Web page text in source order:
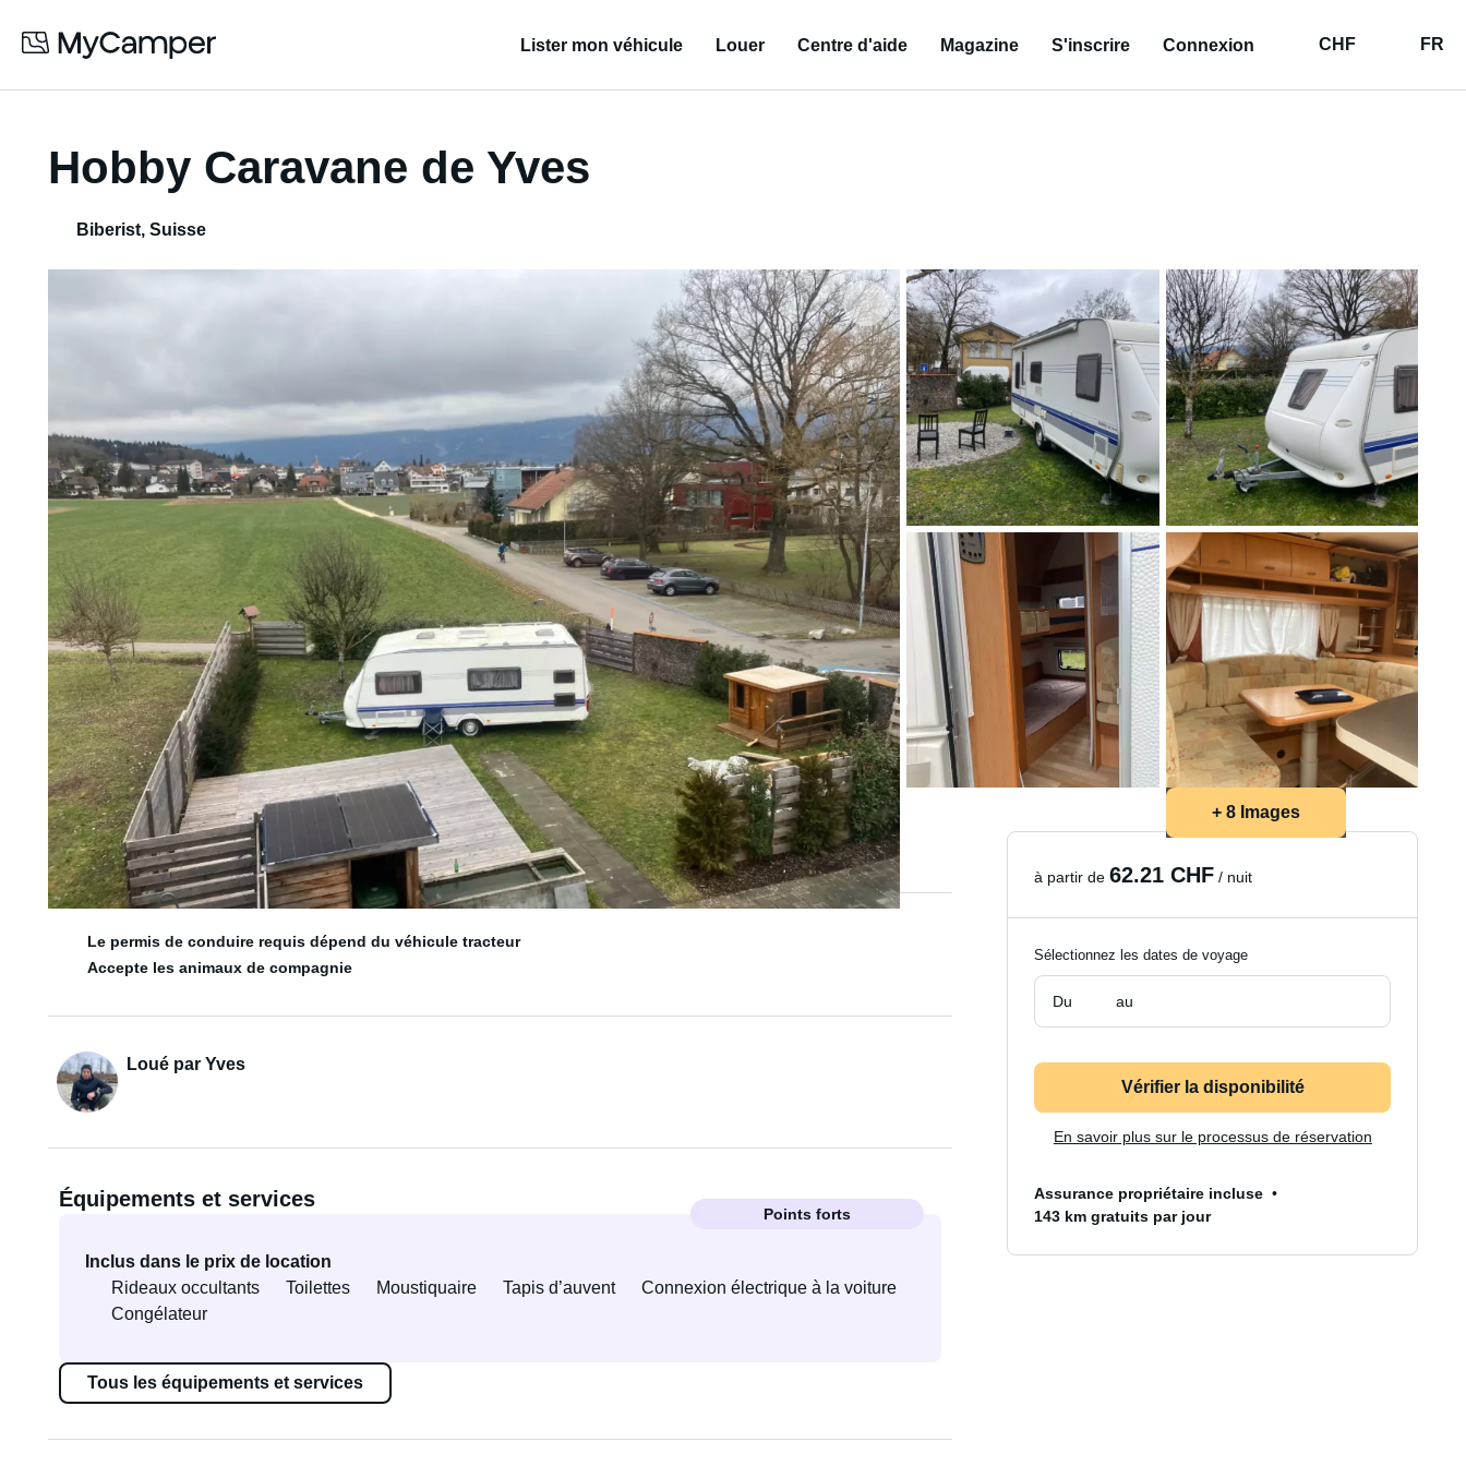
Lister mon véhicule Louer Centre d'aide Magazine S'inscrire Connexion CHF FR
Hobby Caravane de Yves
Biberist, Suisse
+ 8 Images
6 couchages
Le permis de conduire requis dépend du véhicule tracteur
Accepte les animaux de compagnie
Loué par Yves
Équipements et services
Points forts
Inclus dans le prix de location
Rideaux occultants
Toilettes Moustiquaire Tapis d’auvent
Connexion électrique à la voiture
Congélateur
Tous les équipements et services
à partir de62.21 CHF / nuit
Sélectionnez les dates de voyage
Du au
Vérifier la disponibilité
En savoir plus sur le processus de réservation
Assurance propriétaire incluse
143 km gratuits par jour